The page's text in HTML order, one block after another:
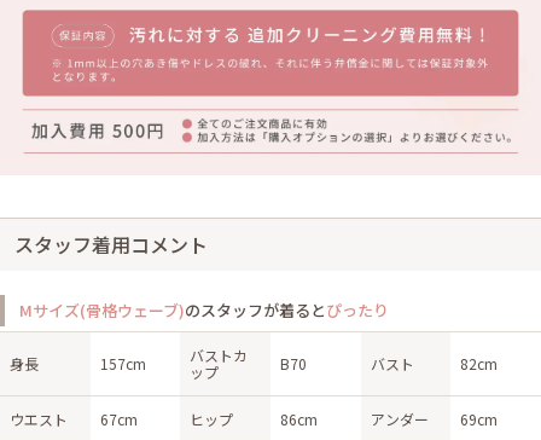
スタッフ着用コメント
Mサイズ(骨格ウェーブ)のスタッフが着るとぴったり
身長 157cm
バストカ
ップ
B70 バスト 82cm
ウエスト 67cm ヒップ 86cm アンダー 69cm